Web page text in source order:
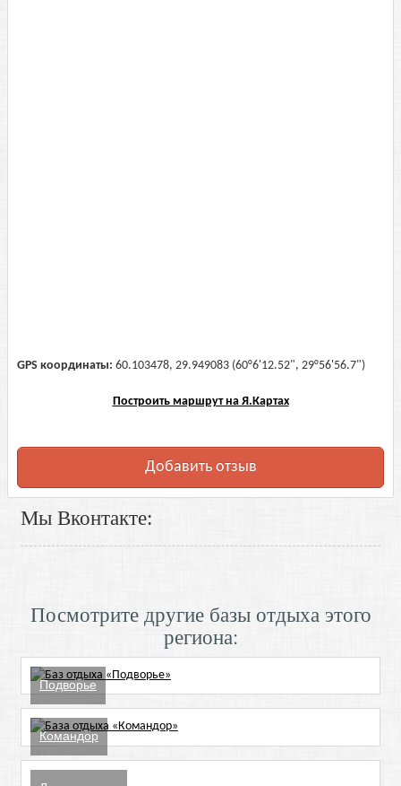
GPS координаты: 60.103478, 29.949083 (60°6'12.52", 29°56'56.7")
Построить маршрут на Я.Картах
Добавить отзыв
Мы Вконтакте:
Посмотрите другие базы отдыха этого
региона:
Подворье
Командор